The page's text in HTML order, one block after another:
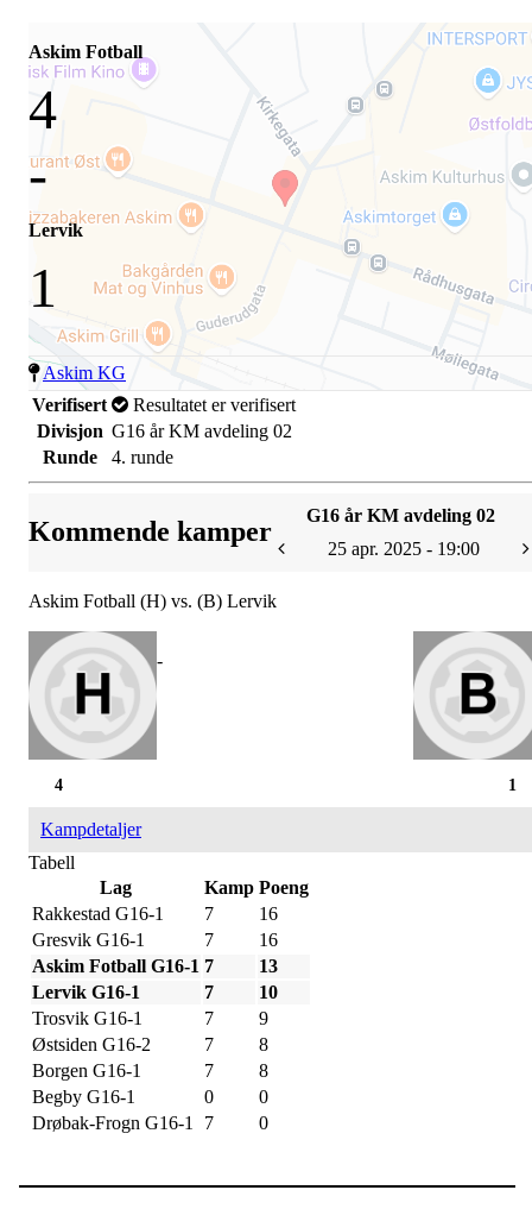
Askim Fotball
4
-
Lervik
1
Askim KG
Verifisert
Resultatet er verifisert
Divisjon G16 år KM avdeling 02
Runde
4. runde
Kommende kamper
G16 år KM avdeling 02
25 apr. 2025 - 19:00
Askim Fotball (H) vs. (B) Lervik
-
1
4
Kampdetaljer
Tabell
Lag
Kamp Poeng
Rakkestad G16-1
7
16
Gresvik G16-1
7
16
Askim Fotball G16-1 7
13
Lervik G16-1
7
10
Trosvik G16-1
7
9
Østsiden G16-2
7
8
Borgen G16-1
7
8
Begby G16-1
0
0
Drøbak-Frogn G16-1
7 0